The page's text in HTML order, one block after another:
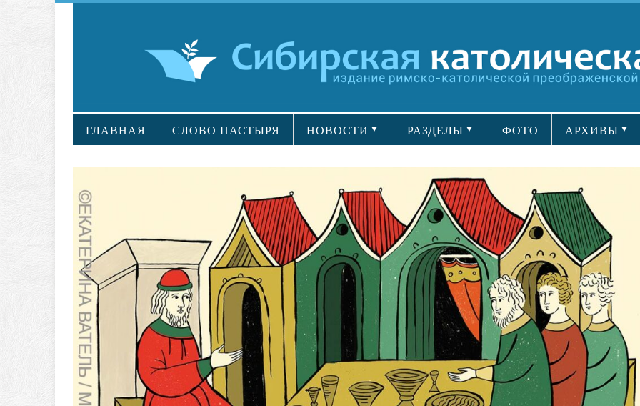
ГЛАВНАЯ СЛОВО ПАСТЫРЯ НОВОСТИ РАЗДЕЛЫ ФОТО АРХИВЫ